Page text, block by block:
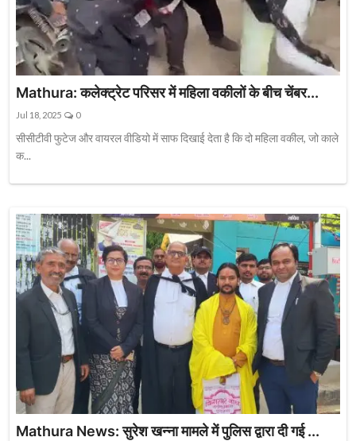
Mathura: कलेक्ट्रेट परिसर में महिला वकीलों के बीच चेंबर...
Jul 18, 2025 0
सीसीटीवी फुटेज और वायरल वीडियो में साफ दिखाई देता है कि दो महिला वकील, जो काले
क...
Mathura News: सुरेश खन्ना मामले में पुलिस द्वारा दी गई ...